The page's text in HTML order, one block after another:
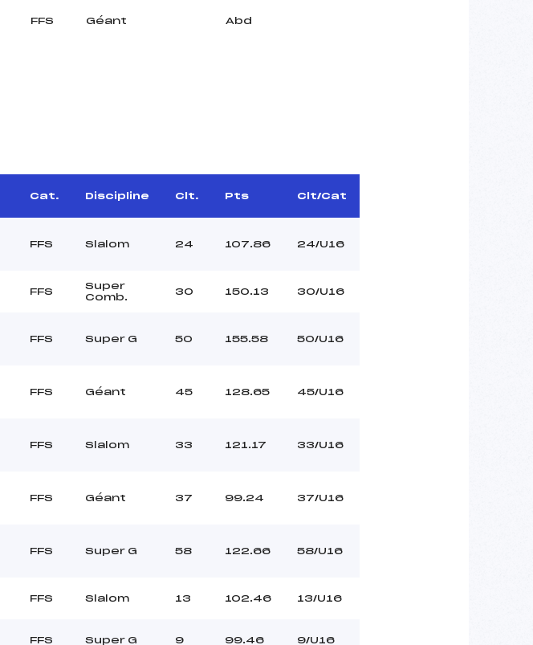
FFS Géant Abd
Cat. Discipline Clt. Pts Clt/Cat
FFS Slalom 24 107.86 24/U16
FFS
Super
Comb.
30 150.13 30/U16
FFS Super G 50 155.58 50/U16
FFS Géant 45 128.65 45/U16
FFS Slalom 33 121.17 33/U16
FFS Géant 37 99.24 37/U16
FFS Super G 58 122.66 58/U16
FFS Slalom 13 102.46 13/U16
FFS Super G 9 99.46 9/U16